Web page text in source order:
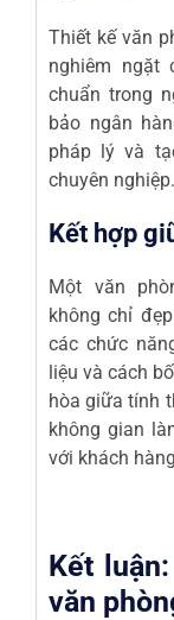
Thiết kế văn
nghiêm ngặt
chuẩn trong
bảo ngân
pháp lý và
chuyên nghiệp.
Kết hợp
Một văn
không chỉ
các chức
liệu và cách
hòa giữa tính
không gian
với khách
Kết
văn